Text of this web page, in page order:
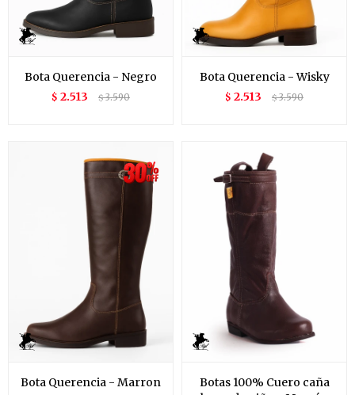
Bota Querencia - Negro
$ 2.513 $3.590
Bota Querencia - Wisky
$ 2.513 $3.590
Bota Querencia - Marron
Botas 100% Cuero caña